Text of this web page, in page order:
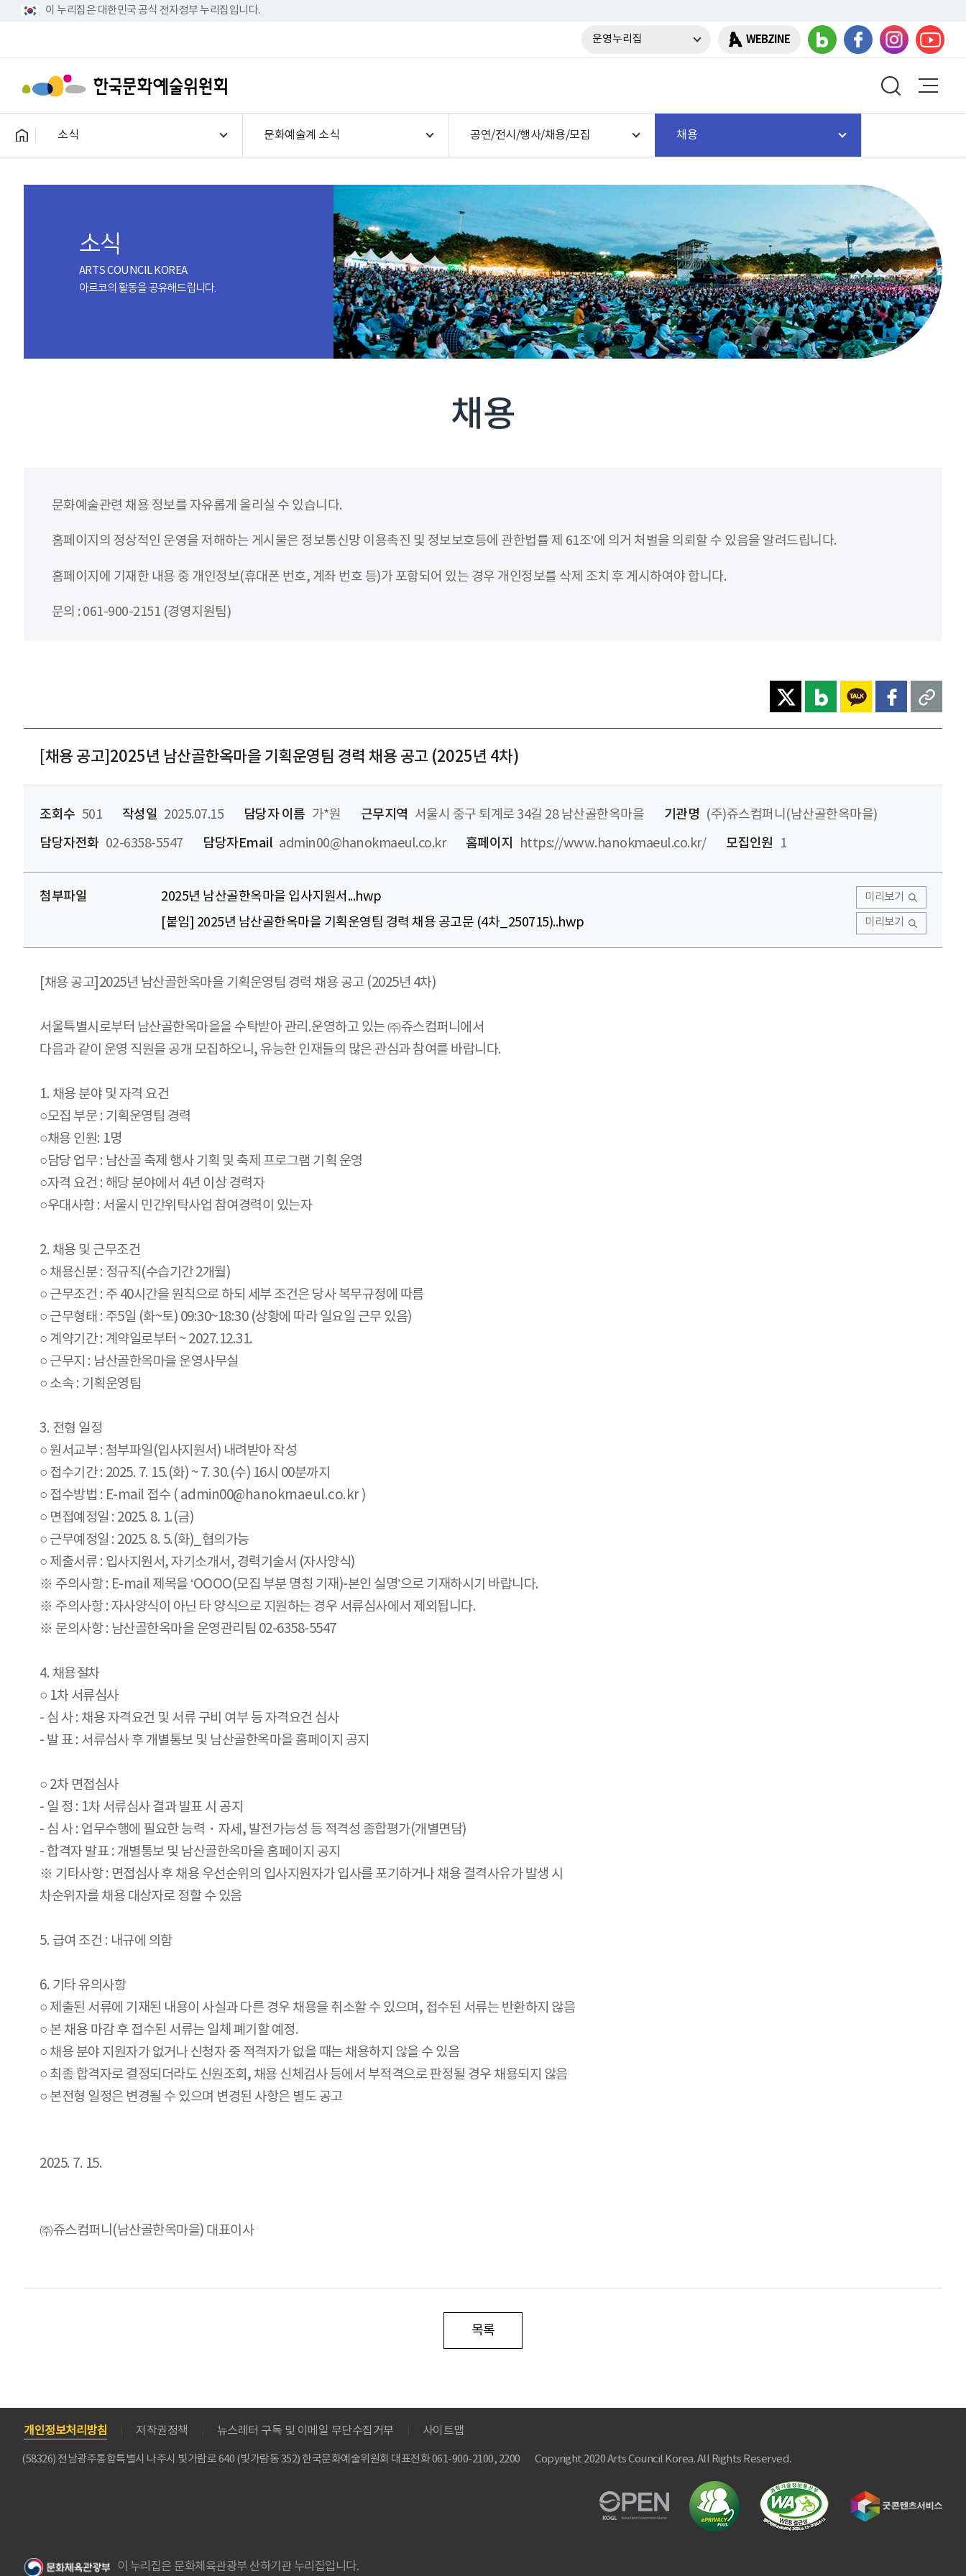
이 누리집은 대한민국 공식 전자정부 누리집입니다.
운영누리집 WEBZINE
소식 문화예술계 소식 공연/전시/행사/채용/모집 채용
소식
ARTS COUNCIL KOREA
아르코의 활동을 공유해드립니다.
채용
문화예술관련 채용 정보를 자유롭게 올리실 수 있습니다.
홈페이지의 정상적인 운영을 저해하는 게시물은 정보통신망 이용촉진 및 정보보호등에 관한법률 제 61조’에 의거 처벌을 의뢰할 수 있음을 알려드립니다.
홈페이지에 기재한 내용 중 개인정보(휴대폰 번호, 계좌 번호 등)가 포함되어 있는 경우 개인정보를 삭제 조치 후 게시하여야 합니다.
문의 : 061-900-2151 (경영지원팀)
[채용 공고]2025년 남산골한옥마을 기획운영팀 경력 채용 공고 (2025년 4차)
조회수 501 작성일 2025.07.15 담당자 이름 가*원 근무지역 서울시 중구 퇴계로 34길 28 남산골한옥마을 기관명 (주)쥬스컴퍼니(남산골한옥마을)
담당자전화 02-6358-5547 담당자Email admin00@hanokmaeul.co.kr 홈페이지 https://www.hanokmaeul.co.kr/ 모집인원 1
첨부파일 2025년 남산골한옥마을 입사지원서...hwp 미리보기
[붙임] 2025년 남산골한옥마을 기획운영팀 경력 채용 공고문 (4차_250715)..hwp 미리보기
[채용 공고]2025년 남산골한옥마을 기획운영팀 경력 채용 공고 (2025년 4차)
서울특별시로부터 남산골한옥마을을 수탁받아 관리.운영하고 있는 ㈜쥬스컴퍼니에서
다음과 같이 운영 직원을 공개 모집하오니, 유능한 인재들의 많은 관심과 참여를 바랍니다.
1. 채용 분야 및 자격 요건
○모집 부문 : 기획운영팀 경력
○채용 인원: 1명
○담당 업무 : 남산골 축제 행사 기획 및 축제 프로그램 기획 운영
○자격 요건 : 해당 분야에서 4년 이상 경력자
○우대사항 : 서울시 민간위탁사업 참여경력이 있는자
2. 채용 및 근무조건
○ 채용신분 : 정규직(수습기간 2개월)
○ 근무조건 : 주 40시간을 원칙으로 하되 세부 조건은 당사 복무규정에 따름
○ 근무형태 : 주5일 (화~토) 09:30~18:30 (상황에 따라 일요일 근무 있음)
○ 계약기간 : 계약일로부터 ~ 2027.12.31.
○ 근무지 : 남산골한옥마을 운영사무실
○ 소속 : 기획운영팀
3. 전형 일정
○ 원서교부 : 첨부파일(입사지원서) 내려받아 작성
○ 접수기간 : 2025. 7. 15.(화) ~ 7. 30.(수) 16시 00분까지
○ 접수방법 : E-mail 접수 ( admin00@hanokmaeul.co.kr )
○ 면접예정일 : 2025. 8. 1.(금)
○ 근무예정일 : 2025. 8. 5.(화)_협의가능
○ 제출서류 : 입사지원서, 자기소개서, 경력기술서 (자사양식)
※ 주의사항 : E-mail 제목을 ‘OOOO(모집 부분 명칭 기재)-본인 실명’으로 기재하시기 바랍니다.
※ 주의사항 : 자사양식이 아닌 타 양식으로 지원하는 경우 서류심사에서 제외됩니다.
※ 문의사항 : 남산골한옥마을 운영관리팀 02-6358-5547
4. 채용절차
○ 1차 서류심사
- 심 사 : 채용 자격요건 및 서류 구비 여부 등 자격요건 심사
- 발 표 : 서류심사 후 개별통보 및 남산골한옥마을 홈페이지 공지
○ 2차 면접심사
- 일 정 : 1차 서류심사 결과 발표 시 공지
- 심 사 : 업무수행에 필요한 능력・자세, 발전가능성 등 적격성 종합평가(개별면담)
- 합격자 발표 : 개별통보 및 남산골한옥마을 홈페이지 공지
※ 기타사항 : 면접심사 후 채용 우선순위의 입사지원자가 입사를 포기하거나 채용 결격사유가 발생 시
차순위자를 채용 대상자로 정할 수 있음
5. 급여 조건 : 내규에 의함
6. 기타 유의사항
○ 제출된 서류에 기재된 내용이 사실과 다른 경우 채용을 취소할 수 있으며, 접수된 서류는 반환하지 않음
○ 본 채용 마감 후 접수된 서류는 일체 폐기할 예정.
○ 채용 분야 지원자가 없거나 신청자 중 적격자가 없을 때는 채용하지 않을 수 있음
○ 최종 합격자로 결정되더라도 신원조회, 채용 신체검사 등에서 부적격으로 판정될 경우 채용되지 않음
○ 본전형 일정은 변경될 수 있으며 변경된 사항은 별도 공고
2025. 7. 15.
㈜쥬스컴퍼니(남산골한옥마을) 대표이사
목록
개인정보처리방침 저작권정책 뉴스레터 구독 및 이메일 무단수집거부 사이트맵
(58326) 전남광주통합특별시 나주시 빛가람로 640 (빛가람동 352) 한국문화예술위원회 대표전화 061-900-2100, 2200 Copyright 2020 Arts Council Korea. All Rights Reserved.
이 누리집은 문화체육관광부 산하기관 누리집입니다.